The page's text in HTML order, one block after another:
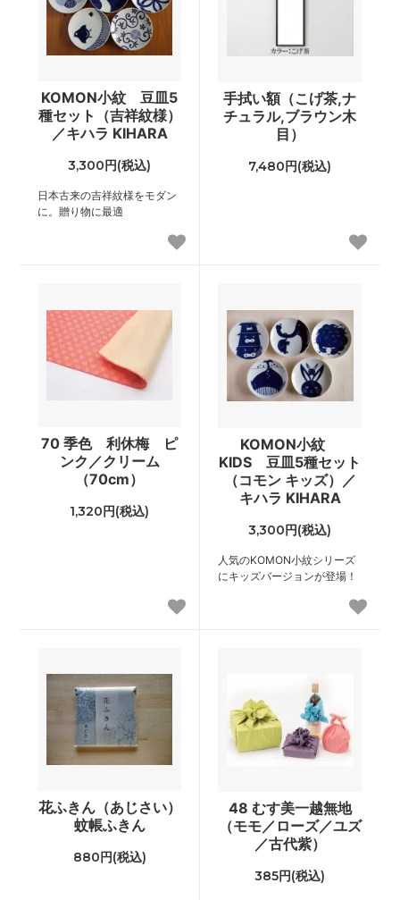
KOMON小紋 豆皿5
種セット（吉祥紋様）
／キハラ KIHARA
3,300円(税込)
日本古来の吉祥紋様をモダン
に。贈り物に最適
手拭い額（こげ茶,ナ
チュラル,ブラウン木
目）
7,480円(税込)
70 季色 利休梅 ピ
ンク／クリーム
（70cm）
1,320円(税込)
KOMON小紋
KIDS 豆皿5種セット
（コモン キッズ）／
キハラ KIHARA
3,300円(税込)
人気のKOMON小紋シリーズ
にキッズバージョンが登場！
花ふきん（あじさい）
蚊帳ふきん
880円(税込)
48 むす美一越無地
（モモ／ローズ／ユズ
／古代紫）
385円(税込)